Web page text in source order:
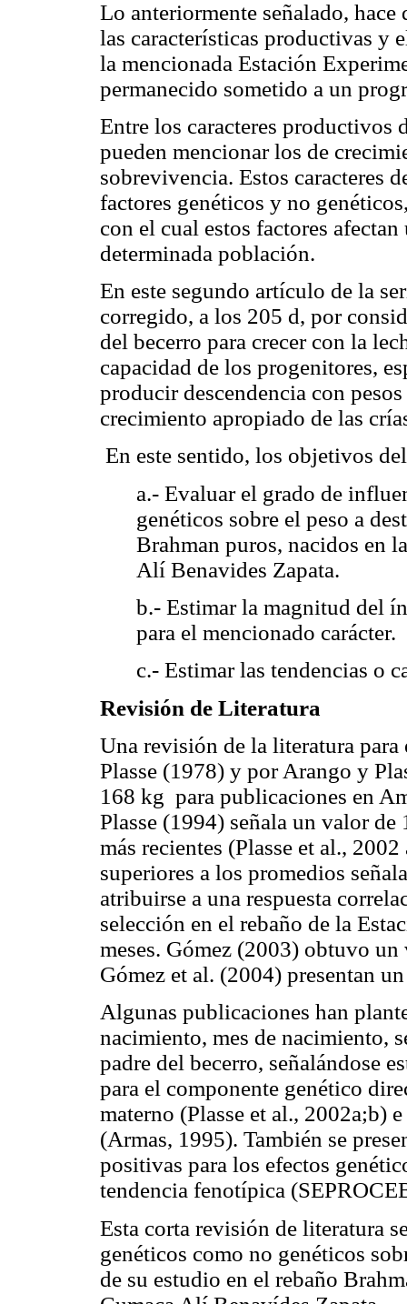
Lo anteriormente señalado,
las características productivas y
la mencionada Estación
permanecido sometido a un
Entre los caracteres productivos
pueden mencionar los de
sobrevivencia. Estos caracteres
factores genéticos y no
con el cual estos factores
determinada población.
En este segundo artículo de la
corregido, a los 205 d, por
del becerro para crecer con la
capacidad de los progenitores,
producir descendencia con
crecimiento apropiado de las
En este sentido, los objetivos
a.- Evaluar el grado de
genéticos sobre el peso a
Brahman puros, nacidos en
Alí Benavides Zapata.
b.- Estimar la magnitud del
para el mencionado carácter.
c.- Estimar las tendencias o
Revisión de Literatura
Una revisión de la literatura para
Plasse (1978) y por Arango y
168 kg para publicaciones en
Plasse (1994) señala un valor
más recientes (Plasse et al.,
superiores a los promedios
atribuirse a una respuesta
selección en el rebaño de la
meses. Gómez (2003) obtuvo
Gómez et al. (2004) presentan
Algunas publicaciones han
nacimiento, mes de nacimiento,
padre del becerro, señalándose
para el componente genético
materno (Plasse et al., 2002a;b)
(Armas, 1995). También se
positivas para los efectos
tendencia fenotípica
Esta corta revisión de literatura
genéticos como no genéticos
de su estudio en el rebaño